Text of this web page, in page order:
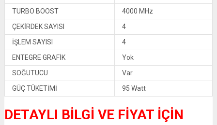
TURBO BOOST
4000 MHz
ÇEKİRDEK SAYISI
4
İŞLEM SAYISI
4
ENTEGRE GRAFİK
Yok
SOĞUTUCU
Var
GÜÇ TÜKETİMİ
95 Watt
DETAYLI BİLGİ VE FİYAT İÇİN